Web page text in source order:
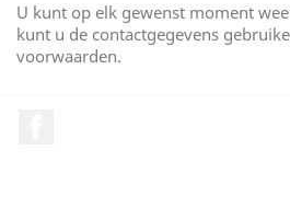
U kunt op elk gewenst moment
kunt u de contactgegevens
voorwaarden.